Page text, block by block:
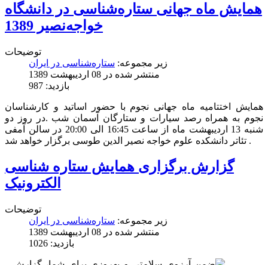
همایش ماه جهانی ستاره‌شناسی در دانشگاه
خواجه‌نصیر 1389
توضیحات
زیر مجموعه: ستاره‌شناسی در ایران
منتشر شده در 08 ارديبهشت 1389
بازدید: 987
همایش اختتامیه ماه جهانی نجوم با حضور اساتید و کارشناسان
نجوم به همراه رصد سیارات و ستارگان آسمان شب .در روز دو
شنبه 13 اردیبهشت ماه از ساعت 16:45 الی 20:00 در سالن آمفی
تئاتر دانشکده علوم خواجه نصیر الدین طوسی برگزار خواهد شد .
گزارش برگزاری همایش ستاره شناسی
الکترونیک
توضیحات
زیر مجموعه: ستاره‌شناسی در ایران
منتشر شده در 08 ارديبهشت 1389
بازدید: 1026